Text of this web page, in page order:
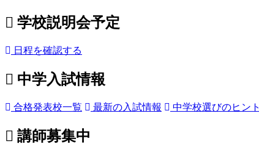
学校説明会予定
日程を確認する
中学入試情報
合格発表校一覧 最新の入試情報 中学校選びのヒント
講師募集中